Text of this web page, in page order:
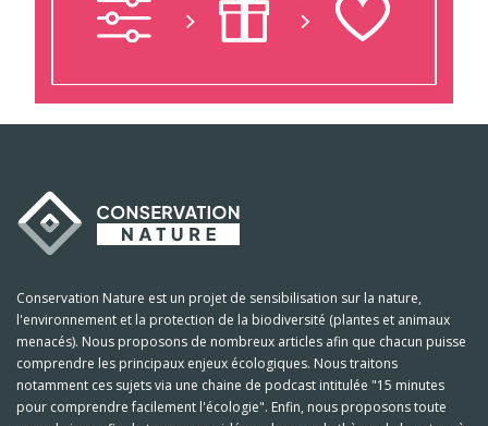
Conservation Nature est un projet de sensibilisation sur la nature,
l'environnement et la protection de la biodiversité (plantes et animaux
menacés). Nous proposons de nombreux articles afin que chacun puisse
comprendre les principaux enjeux écologiques. Nous traitons
notamment ces sujets via une chaine de podcast intitulée "15 minutes
pour comprendre facilement l'écologie". Enfin, nous proposons toute